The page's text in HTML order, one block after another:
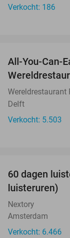
Verkocht: 186
All-You-Can-
Wereldrestaurant
Delft
Verkocht: 5.503
60 dagen
luisteruren)
Nextory
Amsterdam
Verkocht: 6.466